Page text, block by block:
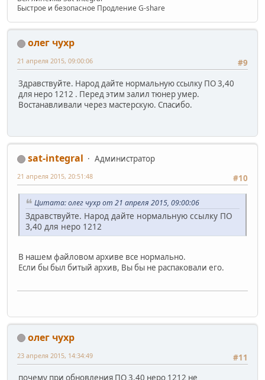
Быстрое и безопасное Продление G-share
олег чухр
#9
21 апреля 2015, 09:00:06
Здравствуйте. Народ дайте нормальную ссылку ПО 3,40
для неро 1212 . Перед этим залил тюнер умер.
Востанавливали через мастерскую. Спасибо.
sat-integral
Администратор
#10
21 апреля 2015, 20:51:48
Цитата: олег чухр от 21 апреля 2015, 09:00:06
Здравствуйте. Народ дайте нормальную ссылку ПО
3,40 для неро 1212
В нашем файловом архиве все нормально.
Если бы был битый архив, Вы бы не распаковали его.
олег чухр
#11
23 апреля 2015, 14:34:49
почему при обновления ПО 3,40 неро 1212 не